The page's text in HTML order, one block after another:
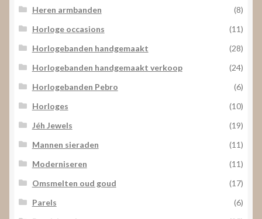
Heren armbanden
(8)
Horloge occasions
(11)
Horlogebanden handgemaakt
(28)
Horlogebanden handgemaakt verkoop
(24)
Horlogebanden Pebro
(6)
Horloges
(10)
Jéh Jewels
(19)
Mannen sieraden
(11)
Moderniseren
(11)
Omsmelten oud goud
(17)
Parels
(6)